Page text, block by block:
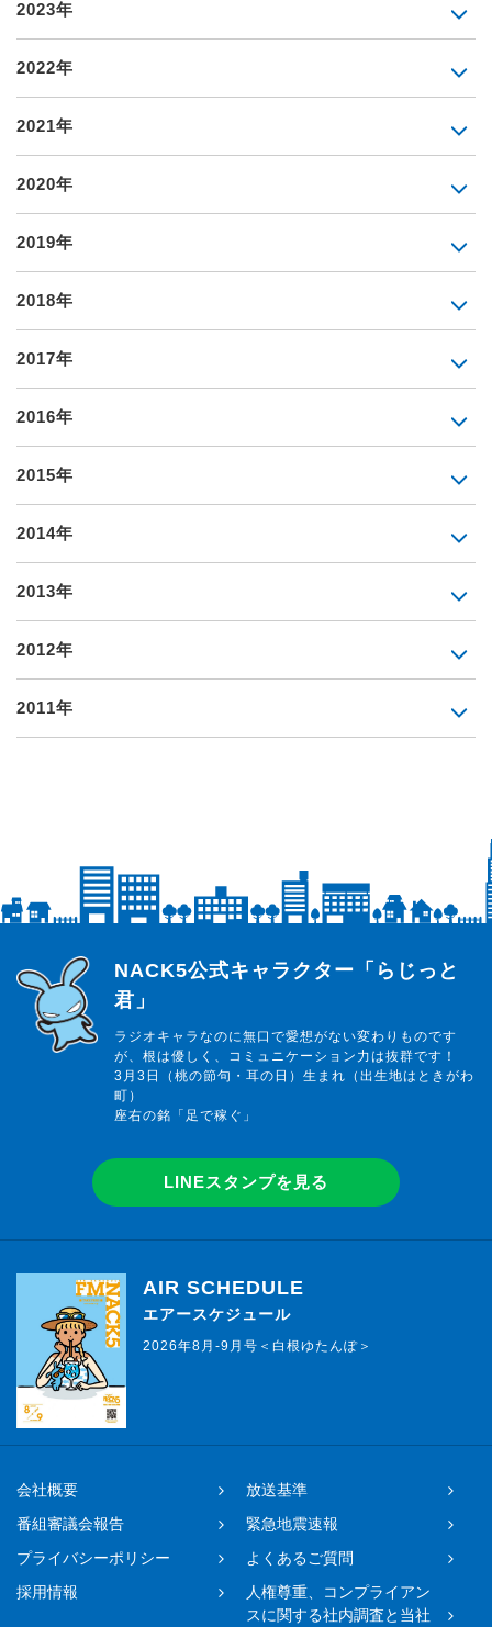
2023年
2022年
2021年
2020年
2019年
2018年
2017年
2016年
2015年
2014年
2013年
2012年
2011年
らじっと君
NACK5公式キャラクター「らじっと
君」
ラジオキャラなのに無口で愛想がない変わりものです
が、根は優しく、コミュニケーション力は抜群です！
3月3日（桃の節句・耳の日）生まれ（出生地はときがわ
町）
座右の銘「足で稼ぐ」
LINEスタンプを見る
AIR SCHEDULE
エアースケジュール
2026年8月-9月号＜白根ゆたんぽ＞
会社概要
放送基準
番組審議会報告
緊急地震速報
プライバシーポリシー
よくあるご質問
採用情報
人権尊重、コンプライアン
スに関する社内調査と当社